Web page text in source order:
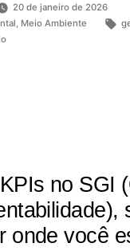
20 de janeiro de 2026
, Meio Ambiente
no SGI
onde você